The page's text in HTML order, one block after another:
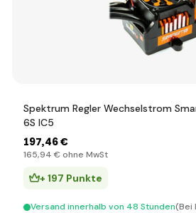
Spektrum Regler Wechselstrom
6S IC5
197,46 €
165,94 € ohne MwSt
+ 197 Punkte
Versand innerhalb von 48 Stunden(Bei